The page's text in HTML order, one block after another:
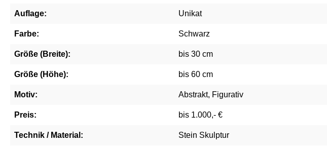
Auflage: Unikat
Farbe: Schwarz
Größe (Breite): bis 30 cm
Größe (Höhe): bis 60 cm
Motiv: Abstrakt, Figurativ
Preis: bis 1.000,- €
Technik / Material: Stein Skulptur